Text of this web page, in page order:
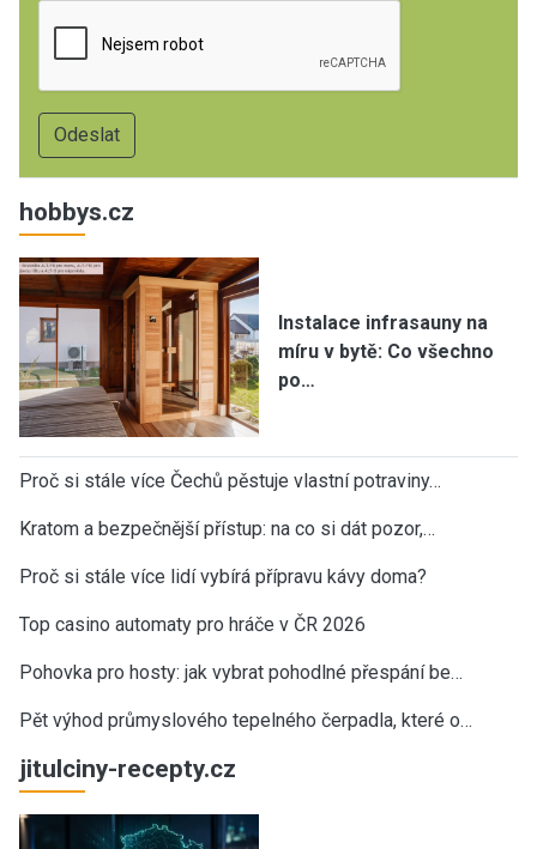
hobbys.cz
Instalace infrasauny na
míru v bytě: Co všechno
po…
Proč si stále více Čechů pěstuje vlastní potraviny…
Kratom a bezpečnější přístup: na co si dát pozor,…
Proč si stále více lidí vybírá přípravu kávy doma?
Top casino automaty pro hráče v ČR 2026
Pohovka pro hosty: jak vybrat pohodlné přespání be…
Pět výhod průmyslového tepelného čerpadla, které o…
jitulciny-recepty.cz